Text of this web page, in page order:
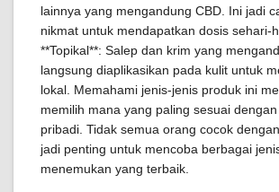
lainnya yang mengandung CBD. Ini jadi
nikmat untuk mendapatkan dosis sehari-
**Topikal**: Salep dan krim yang
langsung diaplikasikan pada kulit untuk
lokal. Memahami jenis-jenis produk ini
memilih mana yang paling sesuai
pribadi. Tidak semua orang cocok
jadi penting untuk mencoba berbagai
menemukan yang terbaik.